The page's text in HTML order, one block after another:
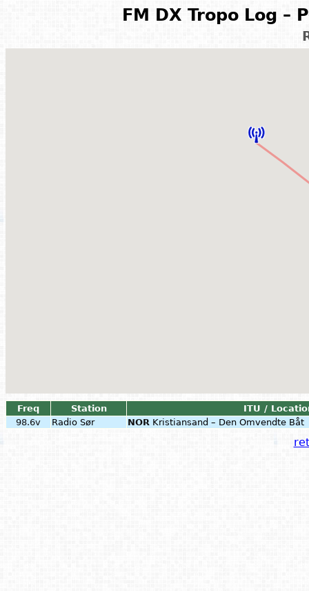
FM DX Tropo Log –
Freq Station
ITU /
98.6v
Radio Sør NOR Kristiansand – Den Omvendte Båt